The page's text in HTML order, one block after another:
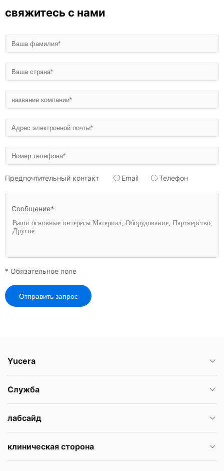
свяжитесь с нами
Предпочтительный контакт Email Телефон
Сообщение*
* Обязательное поле
Отправить запрос
Yucera
Служба
лабсайд
клиническая сторона